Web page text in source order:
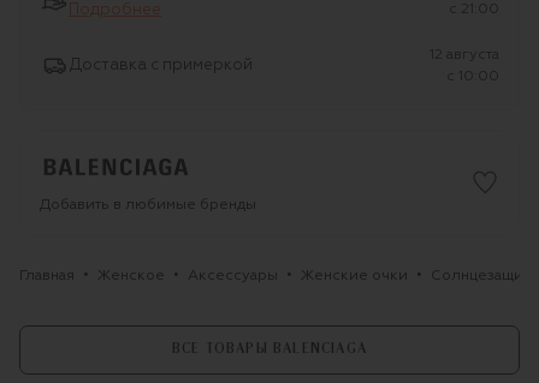
Подробнее
c 21:00
Доставка с примеркой
12 августа
c 10:00
Добавить в любимые бренды
Главная Женское Аксессуары Женские очки
ВСЕ ТОВАРЫ BALENCIAGA